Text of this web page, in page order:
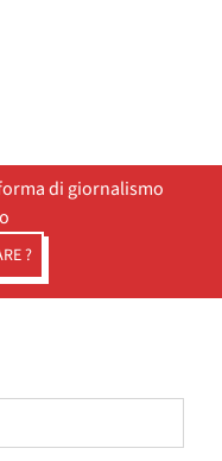
di giornalismo
?